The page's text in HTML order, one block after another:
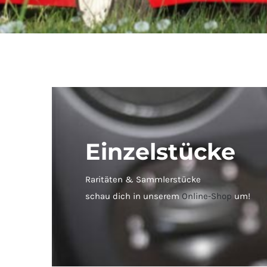
Einzelstücke
Raritäten & Sammlerstücke
schau dich in unseremOnline-Shop um!